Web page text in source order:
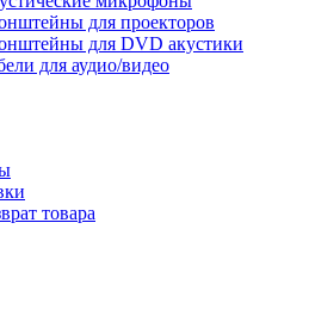
для проекторов
для DVD акустики
для аудио/видео
товара